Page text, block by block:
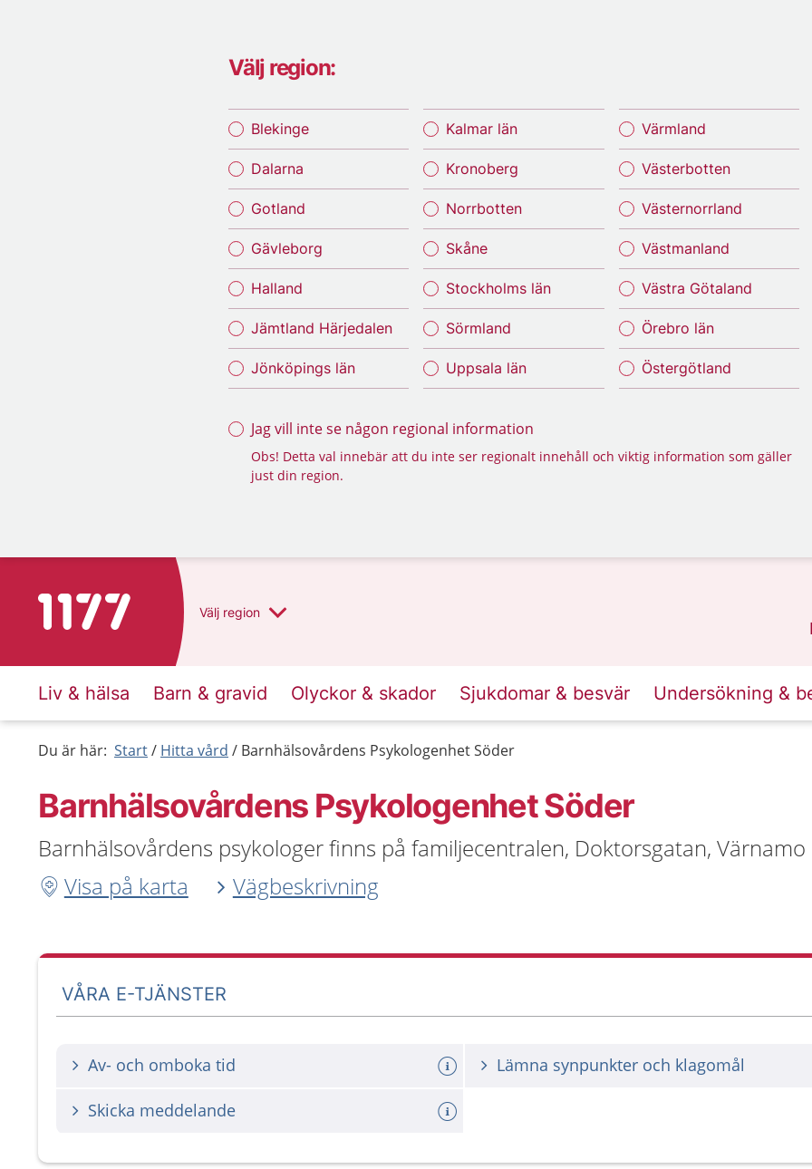
Välj region:
Blekinge
Dalarna
Gotland
Gävleborg
Halland
Jämtland Härjedalen
Jönköpings län
Kalmar län
Kronoberg
Norrbotten
Skåne
Stockholms län
Sörmland
Uppsala län
Värmland
Västerbotten
Västernorrland
Västmanland
Västra Götaland
Örebro län
Östergötland
Jag vill inte se någon regional information
Obs! Detta val innebär att du inte ser regionalt innehåll och viktig information som gäller
just din region.
Till startsidan för 1177 Välj region
Liv & hälsa Barn & gravid Olyckor & skador Sjukdomar & besvär Undersökning &
Du är här: Start Hitta vård Barnhälsovårdens Psykologenhet Söder
Barnhälsovårdens Psykologenhet Söder
Barnhälsovårdens psykologer finns på familjecentralen, Doktorsgatan, Värnamo
Visa på karta
Vägbeskrivning
VÅRA E-TJÄNSTER
Av- och omboka tid Lämna synpunkter och klagomål
Skicka meddelande